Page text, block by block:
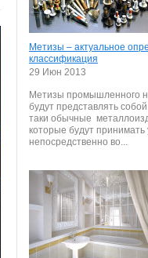
Метизы – актуальное
классификация
29 Июн 2013
Метизы промышленного
будут представлять
таки обычные
которые будут принимать
непосредственно во...